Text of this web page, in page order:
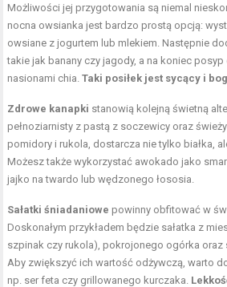
Możliwości jej przygotowania są niemal
nocna owsianka jest bardzo prostą opcją:
owsiane z jogurtem lub mlekiem. Następnie
takie jak banany czy jagody, a na koniec
nasionami chia.Taki posiłek jest sycący i
Zdrowe kanapki stanowią kolejną świetną
pełnoziarnisty z pastą z soczewicy oraz
pomidory i rukola, dostarcza nie tylko białka,
Możesz także wykorzystać awokado jako
jajko na twardo lub wędzonego łososia.
Sałatki śniadaniowe powinny obfitować w
Doskonałym przykładem będzie sałatka z
szpinak czy rukola), pokrojonego ogórka oraz
Aby zwiększyć ich wartość odżywczą, warto
np. ser feta czy grillowanego kurczaka.